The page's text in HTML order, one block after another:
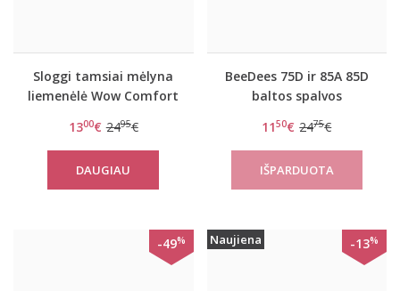
Sloggi tamsiai mėlyna
liemenėlė Wow Comfort
1300€ 2495€
DAUGIAU
BeeDees 75D ir 85A 85D
baltos spalvos
WHPM
1150€ 2475€
-49% Naujiena -13%